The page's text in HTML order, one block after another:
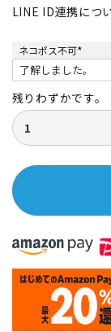
LINE ID連携につ
ネコポス不可
(
必
須
残りわずかです。